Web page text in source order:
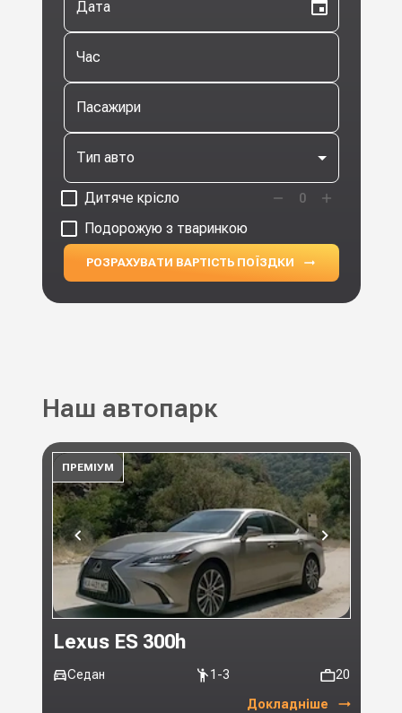
Дата
Час
Пасажири
Тип авто
Дитяче крісло 0
Подорожую з тваринкою
РОЗРАХУВАТИ ВАРТІСТЬ ПОЇЗДКИ
Наш автопарк
ПРЕМІУМ
Lexus ES 300h
Седан 1-3 20
Докладніше